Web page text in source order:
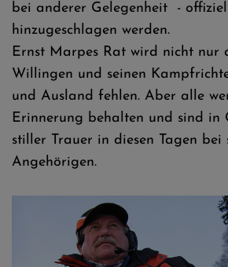
bei anderer Gelegenheit -
hinzugeschlagen werden.
Ernst Marpes Rat wird nicht nur
Willingen und seinen
und Ausland fehlen. Aber alle
Erinnerung behalten und sind in
stiller Trauer in diesen Tagen bei
Angehörigen.